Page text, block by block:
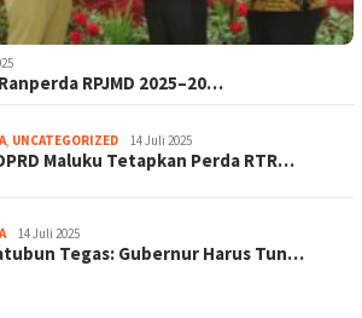
RPJMD 2025–20…
UNCATEGORIZED 14 Juli 2025
Maluku Tetapkan Perda RTR…
14 Juli 2025
Tegas: Gubernur Harus Tun…